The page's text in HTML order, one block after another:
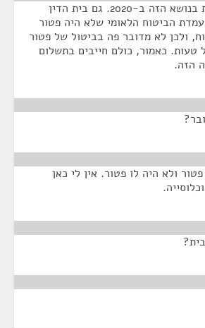
הוגשה תביעה ייצוגית בנושא הזה ב-2020. גם בית הדין
הביטוח הלאומי שלא היה פטור
ולכן לא מדובר פה בביטול של פטור
טעות. כאמור, כולם חייבים בתשלום
הזה.
ולא היה לו פטור. אין לי כאן